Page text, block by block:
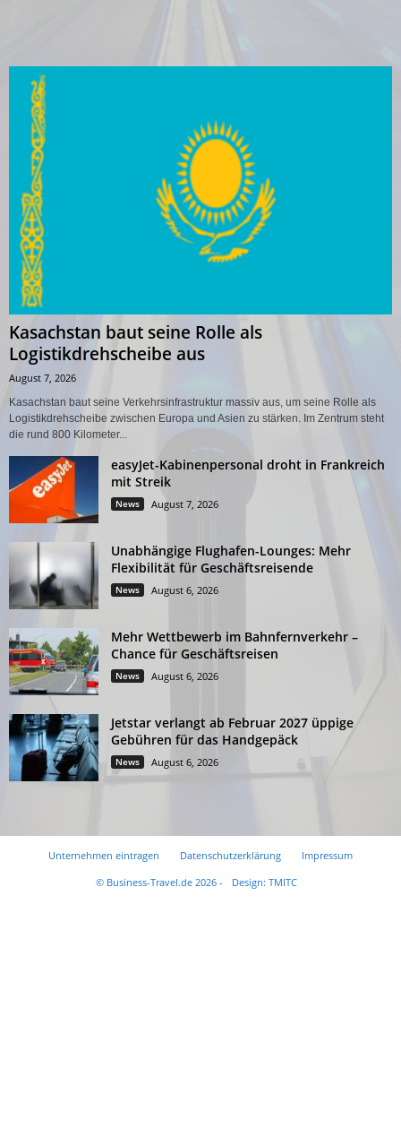
Kasachstan baut seine Rolle als
Logistikdrehscheibe aus
August 7, 2026
Kasachstan baut seine Verkehrsinfrastruktur massiv aus, um seine Rolle als
Logistikdrehscheibe zwischen Europa und Asien zu stärken. Im Zentrum steht
die rund 800 Kilometer...
easyJet-Kabinenpersonal droht in Frankreich
mit Streik
News August 7, 2026
Unabhängige Flughafen-Lounges: Mehr
Flexibilität für Geschäftsreisende
News August 6, 2026
Mehr Wettbewerb im Bahnfernverkehr –
Chance für Geschäftsreisen
News August 6, 2026
Jetstar verlangt ab Februar 2027 üppige
Gebühren für das Handgepäck
News August 6, 2026
Unternehmen eintragen Datenschutzerklärung
Impressum
© Business-Travel.de 2026 -
Design: TMITC